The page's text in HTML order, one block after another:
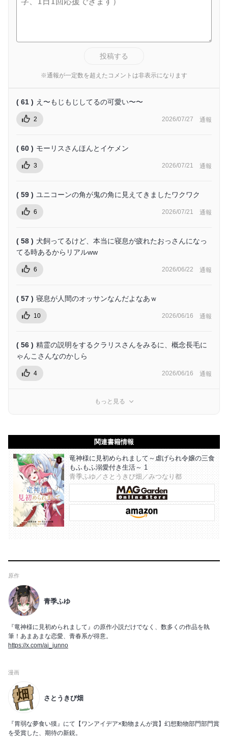
投稿する
※通報が一定数を超えたコメントは非表示になります
( 61 ) え〜もじもじしてるの可愛い〜〜
2 2026/07/27 通報
( 60 ) モーリスさんほんとイケメン
3 2026/07/21 通報
( 59 ) ユニコーンの角が鬼の角に見えてきましたワクワク
6 2026/07/21 通報
( 58 ) 犬飼ってるけど、本当に寝息が疲れたおっさんになっ
てる時あるからリアルww
6 2026/06/22 通報
( 57 ) 寝息が人間のオッサンなんだよなあｗ
10 2026/06/16 通報
( 56 ) 精霊の説明をするクラリスさんをみるに、概念長毛に
ゃんこさんなのかしら
4 2026/06/16 通報
もっと見る
関連書籍情報
竜神様に見初められまして～虐げられ令嬢の三食
もふもふ溺愛付き生活～ 1
青季ふゆ／さとうきび畑／みつなり都
原作
青季ふゆ
『竜神様に見初められまして』の原作小説だけでなく、数多くの作品を執
筆！あまあまな恋愛、青春系が得意。
https://x.com/ai_junno
漫画
さとうきび畑
『胃弱な夢食い獏』にて【ワンアイデア×動物まんが賞】幻想動物部門部門賞
を受賞した、期待の新鋭。